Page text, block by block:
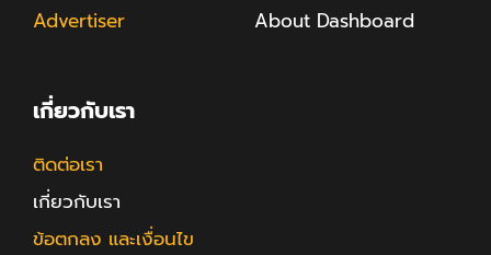
Advertiser
About Dashboard
เกี่ยวกับเรา
ติดต่อเรา
เกี่ยวกับเรา
ข้อตกลง และเงื่อนไข